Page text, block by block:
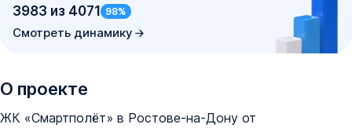
3983 из 4071 98%
Смотреть динамику
О проекте
ЖК «Смартполёт» в Ростове-на-Дону от